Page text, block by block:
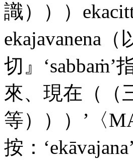
識）））
ekajavanena
切』‘sabbaṁ’
來、現在（（
等）））’〈
按：‘ekāvajana